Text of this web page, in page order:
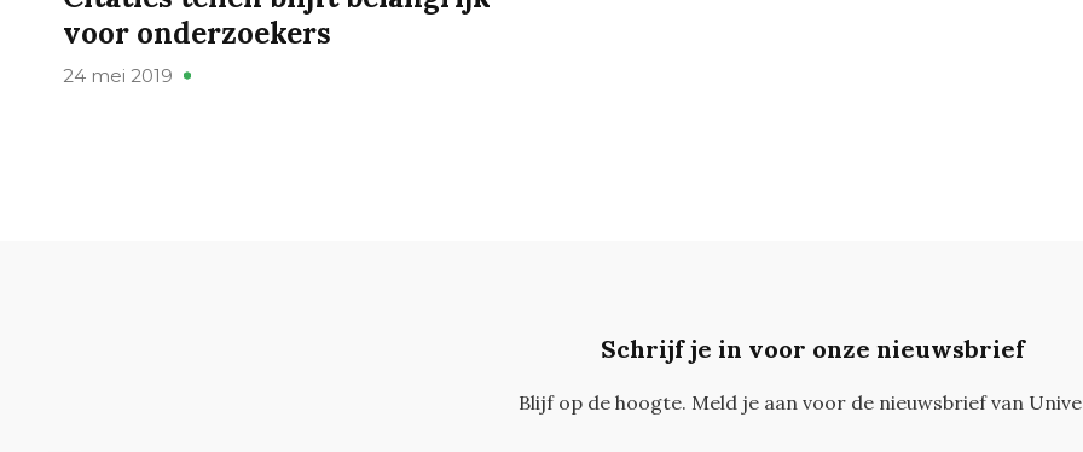
voor onderzoekers
24 mei 2019
Schrijf je in voor onze nieuwsbrief
Blijf op de hoogte. Meld je aan voor de nieuwsbrief van